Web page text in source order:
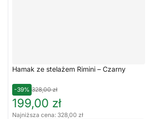
Hamak ze stelażem Rimini – Czarny
-39% 328,00 zł
199,00 zł
Najniższa cena: 328,00 zł